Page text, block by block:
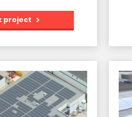
project